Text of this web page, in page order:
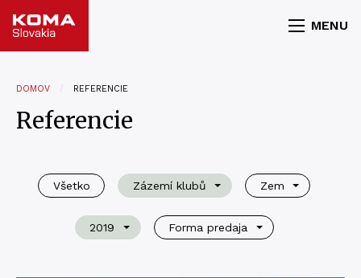
MENU
DOMOV REFERENCIE
Referencie
Všetko Zázemí klubů Zem
2019 Forma predaja